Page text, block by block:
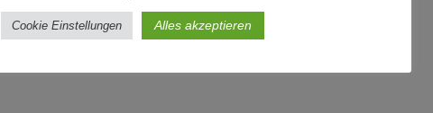
Cookie Einstellungen Alles akzeptieren